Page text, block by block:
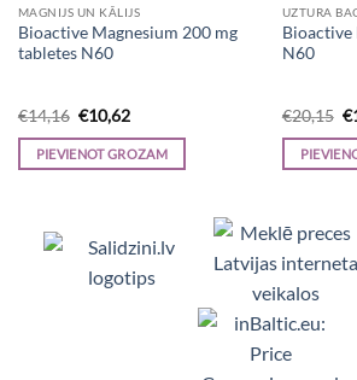
MAGNIJS UN KĀLIJS
Bioactive Magnesium 200 mg
tabletes N60
€14,16 Original
price
was:
€14,16.
€10,62Current
is:
€10,62.
PIEVIENOT GROZAM
UZTURA
Bioactive
N60
€20,15 €
Viedpulksteņi,